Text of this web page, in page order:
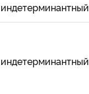
индетерминантный
индетерминантный